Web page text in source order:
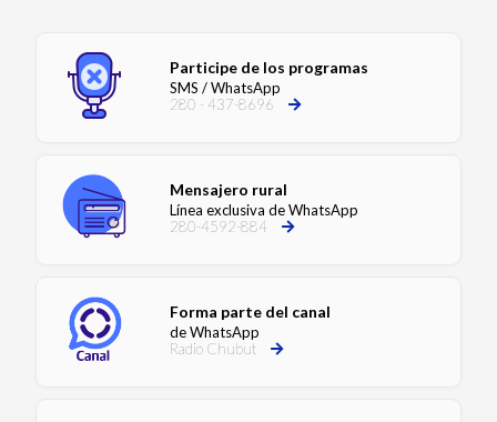
Participe de los programas
SMS / WhatsApp
280 - 437-8696
Mensajero rural
Línea exclusiva de WhatsApp
280-4592-884
Forma parte del canal
de WhatsApp
Radio Chubut